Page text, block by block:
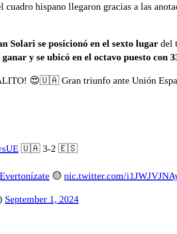
cuadro hispano llegaron gracias a las
Solari se posicionó en el sexto lugar del
y se ubicó en el octavo puesto con
😍🇺🇦 Gran triunfo ante Unión
🇺🇦 3-2 🇪🇸
🟡 pic.twitter.com/
September 1, 2024